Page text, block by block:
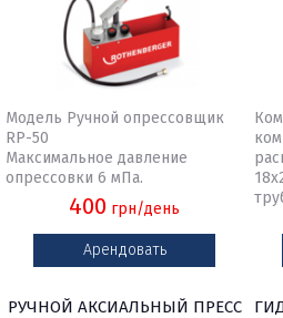
Модель Ручной опрессовщик
RP-50
Максимальное давление
опрессовки 6 мПа.
400 грн/день
Арендовать
РУЧНОЙ АКСИАЛЬНЫЙ ПРЕСС